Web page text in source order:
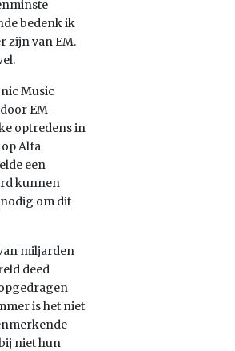
bedenk ik
zijn van EM.
Music
EM-
optredens in
Alfa
een
kunnen
om dit
miljarden
deed
is het niet
niet hun